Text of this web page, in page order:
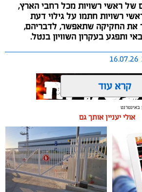
החלו אזרחים רבים לקבל
הניידים שלהם, המבשרות להם
דוח תנועה. ההודעות, אשר
למראה ומתחזות להודעות מטעם
קנסות התנועה, דורשות מהאזרחים
מיידי באמצעות לחיצה על
חד משמעי כי מדובר בהונאת רשת
ראשי רשויות מכל רחבי הארץ,
וראשי רשויות חתמו על גילוי דעת
את החקיקה שתאפשר, לדבריהם,
ותפגע בעקרון השוויון בנטל.
מועצת עמק הירדן, עידן גרינבאום,
של ראשי רשויות מכל קצוות
פומבית ולהצהיר כי לא ישתקו
קרא עוד
באינטרנט
אולי יעניין אותך גם